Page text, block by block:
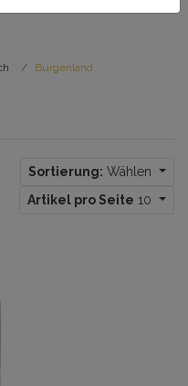
Burgenland
Sortierung: Wählen
Artikel pro Seite 10